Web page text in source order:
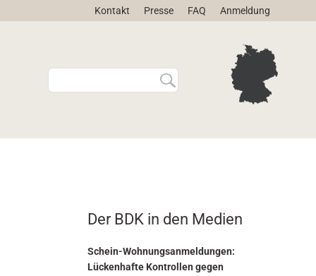
Kontakt Presse FAQ Anmeldung
W
e
E
r
Der BDK in den Medien
Schein-Wohnungsanmeldungen:
Lückenhafte Kontrollen gegen